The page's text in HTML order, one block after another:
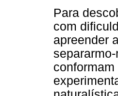
Para
com
apreender